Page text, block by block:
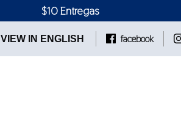
$10 Entregas
VIEW IN ENGLISH facebook